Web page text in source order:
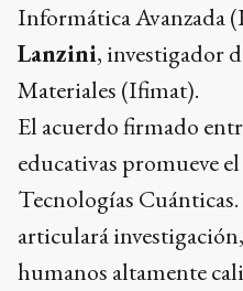
Informática Avanzada
Lanzini, investigador
Materiales (Ifimat).
El acuerdo firmado
educativas promueve
Tecnologías
articulará
humanos altamente